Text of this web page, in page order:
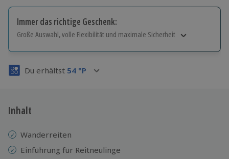
Immer das richtige Geschenk:
Große Auswahl, volle Flexibilität und maximale Sicherheit
Volle Flexibilität
3 Jahre gültig & verlängerbar.
Du erhältst 54 °P
Inhalt
Wanderreiten
Einführung für Reitneulinge